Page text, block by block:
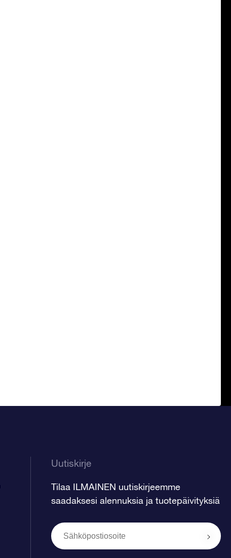
Uutiskirje
Tilaa ILMAINEN uutiskirjeemme
saadaksesi alennuksia ja tuotepäivityksiä